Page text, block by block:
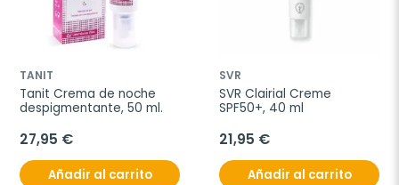
TANIT
Tanit Crema de noche
despigmentante, 50 ml.
27,95 €
Añadir al carrito
SVR
SVR Clairial Creme
SPF50+, 40 ml
21,95 €
Añadir al carrito